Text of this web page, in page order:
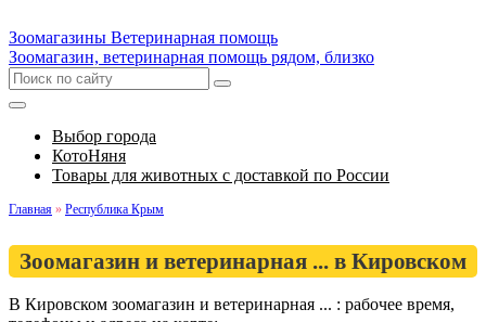
Зоомагазины Ветеринарная помощь
Зоомагазин, ветеринарная помощь рядом, близко
Выбор города
КотоНяня
Товары для животных с доставкой по России
Главная » Республика Крым
Зоомагазин и ветеринарная ... в Кировском
В Кировском зоомагазин и ветеринарная ... : рабочее время,